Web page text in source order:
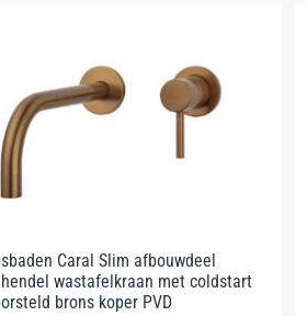
Caral Slim afbouwdeel
wastafelkraan met coldstart
brons koper PVD